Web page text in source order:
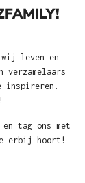
wij leven en
verzamelaars
inspireren.
en tag ons met
erbij hoort!